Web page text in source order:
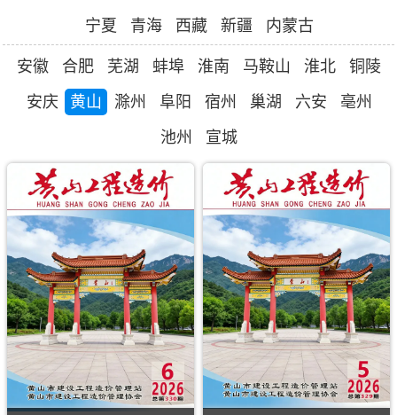
宁夏
青海 西藏 新疆 内蒙古
安徽 合肥 芜湖 蚌埠 淮南 马鞍山 淮北
铜陵
安庆
黄山 滁州 阜阳 宿州 巢湖 六安
亳州
池州
宣城